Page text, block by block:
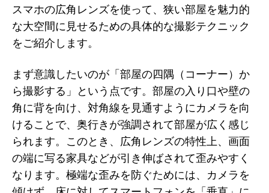
スマホの広角レンズを使って、狭い部屋を魅力的
な大空間に見せるための具体的な撮影テクニック
をご紹介します。
まず意識したいのが「部屋の四隅（コーナー）か
ら撮影する」という点です。部屋の入り口や壁の
角に背を向け、対角線を見通すようにカメラを向
けることで、奥行きが強調されて部屋が広く感じ
られます。このとき、広角レンズの特性上、画面
の端に写る家具などが引き伸ばされて歪みやすく
なります。極端な歪みを防ぐためには、カメラを